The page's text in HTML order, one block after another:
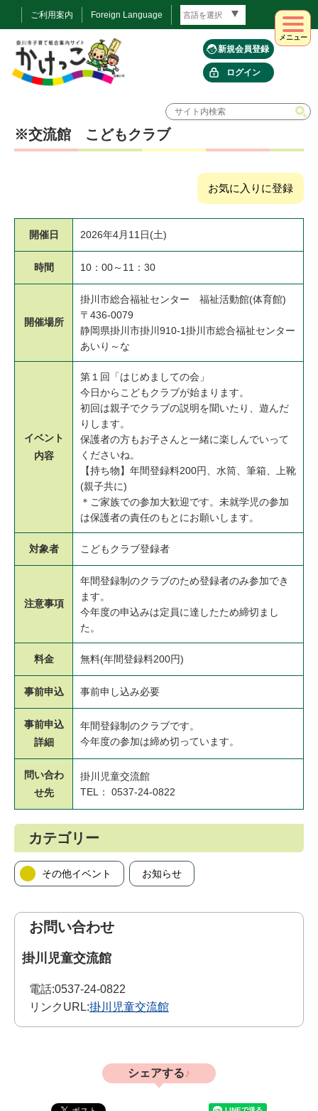
ご利用案内 Foreign Language
新規会員登録
ログイン
メニュー
※交流館 こどもクラブ
お気に入りに登録
開催日 2026年4月11日(土)
時間 10：00～11：30
開催場所
掛川市総合福祉センター 福祉活動館(体育館)
〒436-0079
静岡県掛川市掛川910-1掛川市総合福祉センター
あいり～な
イベント
内容
第１回「はじめましての会」
今日からこどもクラブが始まります。
初回は親子でクラブの説明を聞いたり、遊んだ
りします。
保護者の方もお子さんと一緒に楽しんでいって
くださいね。
【持ち物】年間登録料200円、水筒、筆箱、上靴
(親子共に)
＊ご家族での参加大歓迎です。未就学児の参加
は保護者の責任のもとにお願いします。
対象者 こどもクラブ登録者
注意事項
年間登録制のクラブのため登録者のみ参加でき
ます。
今年度の申込みは定員に達したため締切まし
た。
料金 無料(年間登録料200円)
事前申込 事前申し込み必要
事前申込
詳細
年間登録制のクラブです。
今年度の参加は締め切っています。
問い合わ
せ先
掛川児童交流館
TEL： 0537-24-0822
カテゴリー
その他イベント お知らせ
お問い合わせ
掛川児童交流館
電話:0537-24-0822
リンクURL:掛川児童交流館
シェアする